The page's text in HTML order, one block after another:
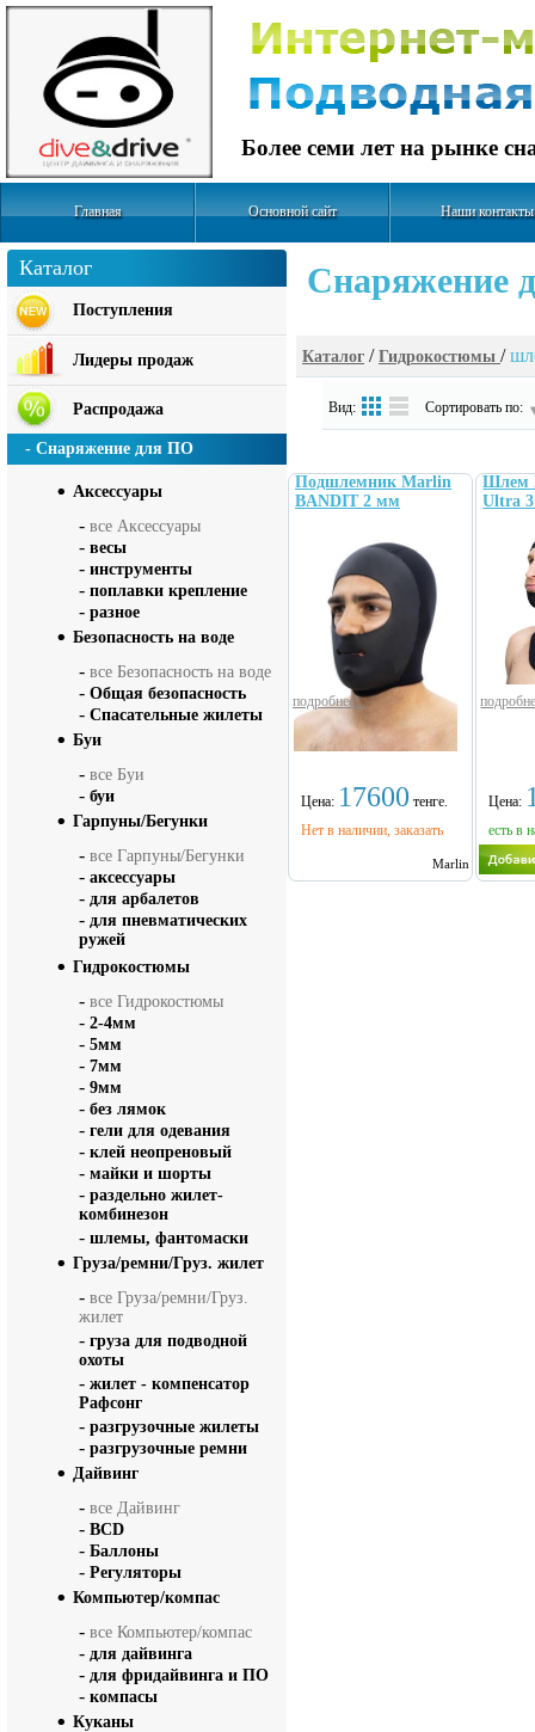
Более семи лет на рынке
Главная Основной сайт Наши контакты
Cнаряжение
Каталог / Гидрокостюмы /
Вид: Сортировать по:
Подшлемник Marlin
BANDIT 2 мм
подробнее...
Marlin
Цена: 17600 тенге.
Нет в наличии, заказать
Шлем
Ultra
Цена:
есть в
Каталог
Поступления
Лидеры продаж
Распродажа
- Снаряжение для ПО
Аксесcуары
- все Аксесcуары
- весы
- инструменты
- поплавки крепление
- разное
Безопасность на воде
- все Безопасность на воде
- Общая безопасность
- Спасательные жилеты
Буи
- все Буи
- буи
Гарпуны/Бегунки
- все Гарпуны/Бегунки
- аксессуары
- для арбалетов
- для пневматических
ружей
Гидрокостюмы
- все Гидрокостюмы
- 2-4мм
- 5мм
- 7мм
- 9мм
- без лямок
- гели для одевания
- клей неопреновый
- майки и шорты
- раздельно жилет-
комбинезон
- шлемы, фантомаски
Груза/ремни/Груз. жилет
- все Груза/ремни/Груз.
жилет
- груза для подводной
охоты
- жилет - компенсатор
Рафсонг
- разгрузочные жилеты
- разгрузочные ремни
Дайвинг
- все Дайвинг
- BCD
- Баллоны
- Регуляторы
Компьютер/компас
- все Компьютер/компас
- для дайвинга
- для фридайвинга и ПО
- компасы
Куканы